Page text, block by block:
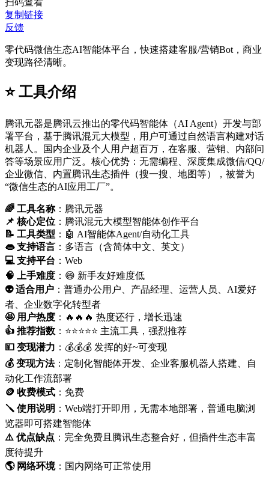
复制链接
反馈
零代码微信生态AI智能体平台，快速搭建客服/营销Bot，商业
变现路径清晰。
⭐️ 工具介绍
腾讯元器是腾讯云推出的零代码智能体（AI Agent）开发与部
署平台，基于腾讯混元大模型，用户可通过自然语言构建对话
机器人。国内企业及个人用户超百万，在客服、营销、内部问
答等场景应用广泛。核心优势：无需编程、深度集成微信/QQ/
企业微信、内置腾讯生态插件（搜一搜、地图等），被誉为
“微信生态的AI应用工厂”。
🌈 工具名称：腾讯元器
📌 核心定位 ：腾讯混元大模型智能体创作平台
📝 工具类型 ：🤖 AI智能体Agent/自动化工具
👄 支持语言 ：多语言（含简体中文、英文）
💻 支持平台 ：Web
🧠 上手难度 ：😄 新手友好难度低
👽 适合用户 ：普通办公用户、产品经理、运营人员、AI爱好
者、企业数字化转型者
🤩 用户热度 ：🔥🔥🔥 热度还行，增长迅速
👍 推荐指数 ：⭐⭐⭐⭐⭐ 主流工具，强烈推荐
💴 变现潜力 ：💰💰💰 发挥的好~可变现
💰 变现方法：定制化智能体开发、企业客服机器人搭建、自
动化工作流部署
🪙 收费模式 ：免费
🪛 使用说明 ：Web端打开即用，无需本地部署，普通电脑浏
览器即可搭建智能体
⚠️ 优点缺点 ：完全免费且腾讯生态整合好，但插件生态丰富
度待提升
🌎️ 网络环境：国内网络可正常使用